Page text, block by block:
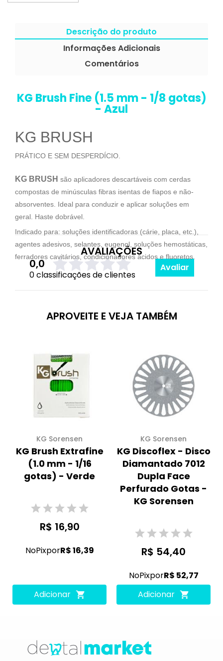
Descrição do produto
Informações Adicionais
Comentários
KG Brush Fine (1.5 mm - 1/8 gotas)
- Azul
KG BRUSH
PRÁTICO E SEM DESPERDÍCIO.
KG BRUSH são aplicadores descartáveis com cerdas
compostas de minúsculas fibras isentas de fiapos e não-
absorventes. Ideal para conduzir e aplicar soluções em
geral. Haste dobrável.
Indicado para: soluções identificadoras (cárie, placa, etc.),
agentes adesivos, selantes, eugenol, soluções hemostáticas,
ferradores cavitários, condicionadores ácidos e fluoretos.
AVALIAÇÕES
0,0
0 classificações de clientes
Avaliar
APROVEITE E VEJA TAMBÉM
KG Sorensen
KG Brush Extrafine
(1.0 mm - 1/16
gotas) - Verde
R$ 16,90
NoPixporR$ 16,39
Adicionar
KG Sorensen
KG Discoflex - Disco
Diamantado 7012
Dupla Face
Perfurado Gotas -
KG Sorensen
R$ 54,40
NoPixporR$ 52,77
Adicionar